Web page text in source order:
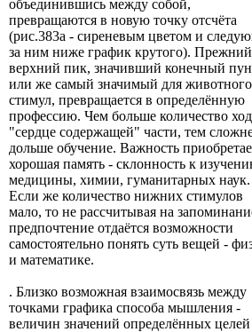
объединившись между собой,
превращаются в новую точку отсчёта
(рис.383а - сиреневым цветом и
за ним ниже график крутого). Прежний
верхний пик, значивший конечный
или же самый значимый для животного
стимул, превращается в определённую
профессию. Чем больше количество
"сердце содержащей" части, тем
дольше обучение. Важность
хорошая память - склонность к
медицины, химии, гуманитарных наук.
Если же количество нижних стимулов
мало, то не рассчитывая на
предпочтение отдаётся возможности
самостоятельно понять суть вещей -
и математике.
. Близко возможная взаимосвязь между
точками графика способа мышления -
величин значений определённых